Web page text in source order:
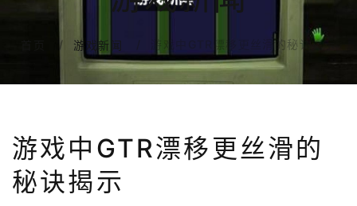
游戏新闻 游戏中GTR漂移更丝滑的秘诀揭示
游戏中GTR漂移更丝滑的
秘诀揭示